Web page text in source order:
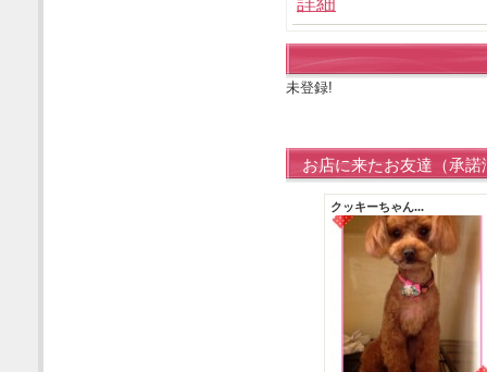
未登録!
お店に来たお友達（承
クッキーちゃん...